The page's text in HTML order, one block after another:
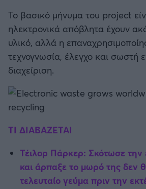
Το βασικό μήνυμα του project
ηλεκτρονικά απόβλητα έχουν
υλικό, αλλά η
τεχνογνωσία, έλεγχο και σωστή
διαχείριση.
TI ΔΙΑΒΑΖΕΤΑΙ
Τέιλορ Πάρκερ: Σκότωσε την
και άρπαξε το μωρό της δεν
τελευταίο γεύμα πριν την